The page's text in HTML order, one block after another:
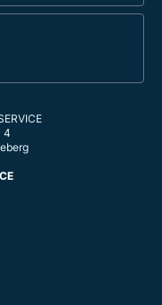
4